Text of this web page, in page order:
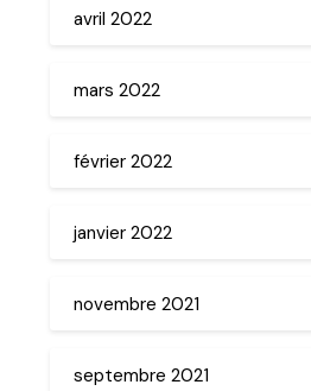
avril 2022
mars 2022
février 2022
janvier 2022
novembre 2021
septembre 2021